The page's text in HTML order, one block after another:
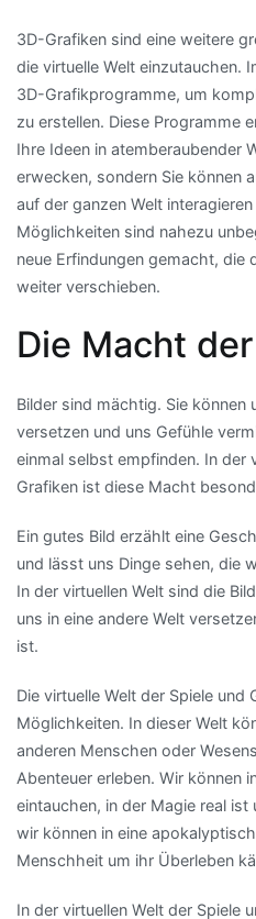
3D-Grafiken sind eine weitere
die virtuelle Welt einzutauchen.
3D-Grafikprogramme, um
zu erstellen. Diese Programme
Ihre Ideen in atemberaubender
erwecken, sondern Sie können
auf der ganzen Welt
Möglichkeiten sind nahezu
neue Erfindungen gemacht, die
weiter verschieben.
Die Macht
Bilder sind mächtig. Sie können
versetzen und uns Gefühle
einmal selbst empfinden. In der
Grafiken ist diese Macht
Ein gutes Bild erzählt eine
und lässt uns Dinge sehen, die
In der virtuellen Welt sind die
uns in eine andere Welt
ist.
Die virtuelle Welt der Spiele und
Möglichkeiten. In dieser Welt
anderen Menschen oder
Abenteuer erleben. Wir können
eintauchen, in der Magie real
wir können in eine
Menschheit um ihr Überleben
In der virtuellen Welt der Spiele